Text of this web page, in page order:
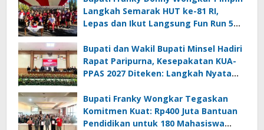
Langkah Semarak HUT ke-81 RI,
Lepas dan Ikut Langsung Fun Run 5
Bupati dan Wakil Bupati Minsel Hadiri
Rapat Paripurna, Kesepakatan KUA-
PPAS 2027 Diteken: Langkah Nyata
Bupati Franky Wongkar Tegaskan
Komitmen Kuat: Rp400 Juta Bantuan
Pendidikan untuk 180 Mahasiswa